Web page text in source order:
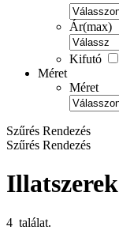
Ár(max)
Kifutó
Méret
Méret
Szűrés Rendezés
Szűrés Rendezés
Illatszerek
4 találat.